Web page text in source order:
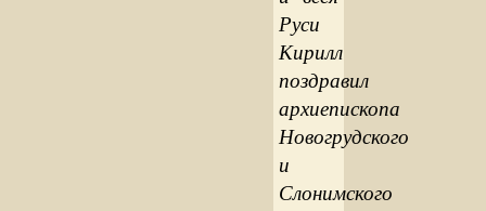
Руси
Кирилл
поздравил
архиепископа
Новогрудского
и
Слонимского